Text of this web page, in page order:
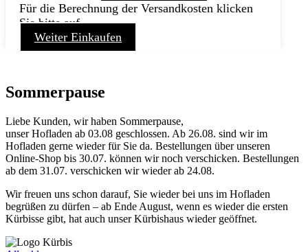
Für die Berechnung der Versandkosten klicken
Sie bitte auf
Weiter Einkaufen
Sommerpause
Liebe Kunden, wir haben Sommerpause,
unser Hofladen ab 03.08 geschlossen. Ab 26.08. sind wir im
Hofladen gerne wieder für Sie da. Bestellungen über unseren
Online-Shop bis 30.07. können wir noch verschicken. Bestellungen
ab dem 31.07. verschicken wir wieder ab 24.08.
Wir freuen uns schon darauf, Sie wieder bei uns im Hofladen
begrüßen zu dürfen – ab Ende August, wenn es wieder die ersten
Kürbisse gibt, hat auch unser Kürbishaus wieder geöffnet.